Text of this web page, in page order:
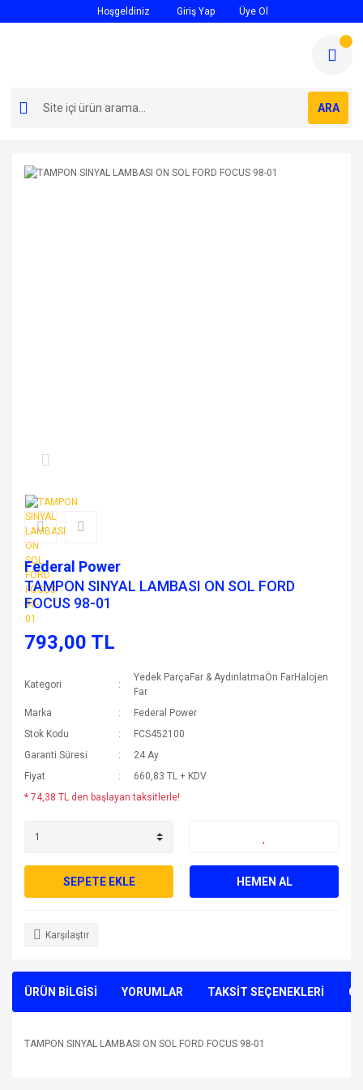
Hoşgeldiniz Giriş Yap Üye Ol
ARA
Federal Power
TAMPON SINYAL LAMBASI ON SOL FORD
FOCUS 98-01
793,00 TL
Kategori
Yedek ParçaFar & AydınlatmaÖn FarHalojen
Far
Marka
Federal Power
Stok Kodu
FCS452100
Garanti Süresi
24 Ay
Fiyat
660,83 TL + KDV
* 74,38 TL den başlayan taksitlerle!
SEPETE EKLE HEMEN AL
Karşılaştır
ÜRÜN BİLGİSİ YORUMLAR TAKSİT SEÇENEKLERİ
TAMPON SINYAL LAMBASI ON SOL FORD FOCUS 98-01